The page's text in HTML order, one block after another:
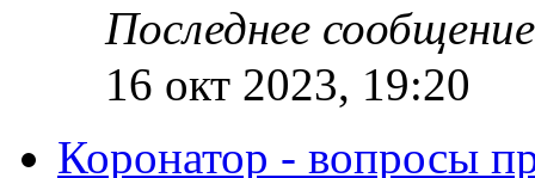
Последнее
16 окт 2023, 19:20
Коронатор - вопросы